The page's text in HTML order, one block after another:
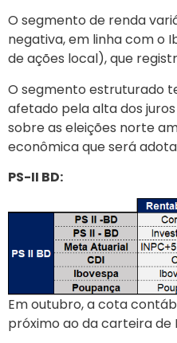
O segmento de renda
negativa, em linha com o
de ações local), que
O segmento estruturado
afetado pela alta dos
sobre as eleições norte
econômica que será
PS-II BD:
Em outubro, a cota
próximo ao da carteira de